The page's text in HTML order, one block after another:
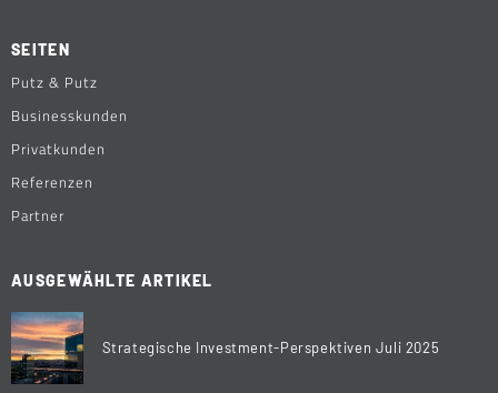
SEITEN
Putz & Putz
Businesskunden
Privatkunden
Referenzen
Partner
AUSGEWÄHLTE ARTIKEL
Strategische Investment-Perspektiven Juli 2025